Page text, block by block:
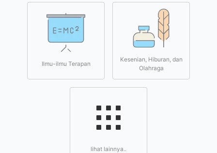
Ilmu-ilmu Terapan
Kesenian, Hiburan, dan
Olahraga
lihat lainnya..